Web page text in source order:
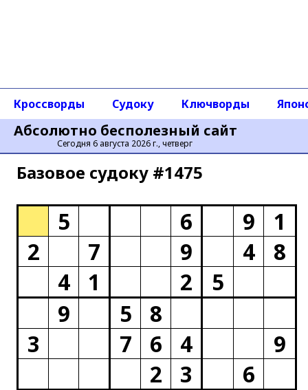
Абсолютно бесполезный сайт
Сегодня 6 августа 2026 г., четверг
Кроссворды Судоку Ключворды
Базовое cудоку #1475
5 6 9
1
2
7 9 4
8
4
1 2
5
9
5
8
3
7 6 4
9
2
3
6